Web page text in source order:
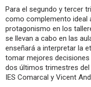
Para el segundo y tercer
como complemento ideal
protagonismo en los
se llevan a cabo en las
enseñará a interpretar la
tomar mejores
dos últimos trimestres
IES Comarcal y Vicent